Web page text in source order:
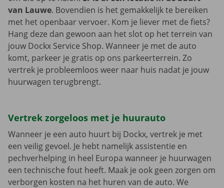
van Lauwe. Bovendien is het gemakkelijk te bereiken
met het openbaar vervoer. Kom je liever met de fiets?
Hang deze dan gewoon aan het slot op het terrein van
jouw Dockx Service Shop. Wanneer je met de auto
komt, parkeer je gratis op ons parkeerterrein. Zo
vertrek je probleemloos weer naar huis nadat je jouw
huurwagen terugbrengt.
Vertrek zorgeloos met je huurauto
Wanneer je een auto huurt bij Dockx, vertrek je met
een veilig gevoel. Je hebt namelijk assistentie en
pechverhelping in heel Europa wanneer je huurwagen
een technische fout heeft. Maak je ook geen zorgen om
verborgen kosten na het huren van de auto. We